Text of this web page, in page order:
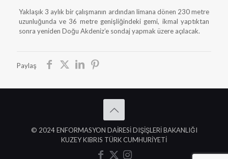
Yaklaşık 3 aylık bir çalışmanın ardından limana dönen 230 metre
uzunluğunda ve 36 metre genişliğindeki gemi, ikmal yaptıktan
sonra yeniden Doğu Akdeniz’e sondaj yapmak üzere açılacak.
Paylaş
© 2024 ENFORMASYON DAİRESİ DIŞİŞLERİ BAKANLIĞI
KUZEY KIBRIS TÜRK CUMHURİYETİ